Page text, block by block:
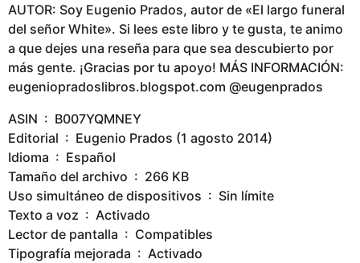
AUTOR: Soy Eugenio Prados, autor de «El largo funeral
del señor White». Si lees este libro y te gusta, te animo
a que dejes una reseña para que sea descubierto por
más gente. ¡Gracias por tu apoyo! MÁS INFORMACIÓN:
eugeniopradoslibros.blogspot.com @eugenprados
ASIN ‏ : ‎ B007YQMNEY
Editorial ‏ : ‎ Eugenio Prados (1 agosto 2014)
Idioma ‏ : ‎ Español
Tamaño del archivo ‏ : ‎ 266 KB
Uso simultáneo de dispositivos ‏ : ‎ Sin límite
Texto a voz ‏ : ‎ Activado
Lector de pantalla ‏ : ‎ Compatibles
Tipografía mejorada ‏ : ‎ Activado